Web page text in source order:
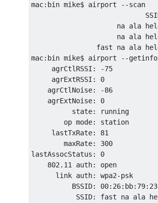
mac:bin mike$ airport --scan
na ala
na ala
fast na ala
mac:bin mike$ airport --getinfo
     agrCtlRSSI: -75
     agrExtRSSI: 0
    agrCtlNoise: -86
    agrExtNoise: 0
          state: running
        op mode: station
     lastTxRate: 81
        maxRate: 300
lastAssocStatus: 0
    802.11 auth: open
      link auth: wpa2-psk
BSSID:
SSID: fast na ala